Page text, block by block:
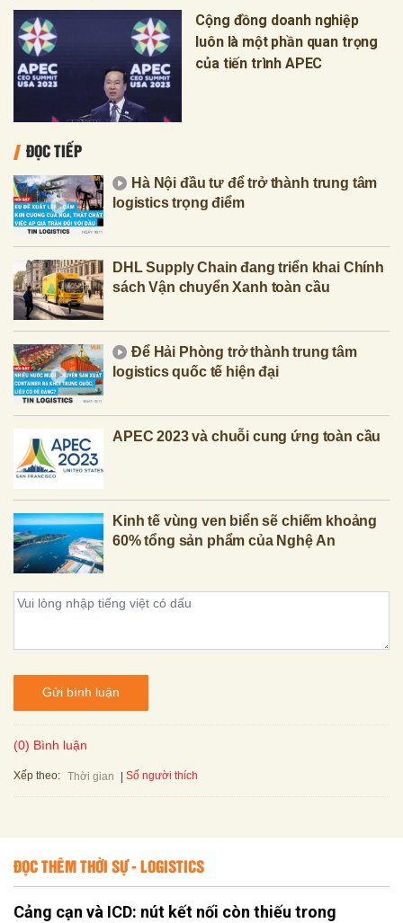
Cộng đồng doanh nghiệp
luôn là một phần quan trọng
của tiến trình APEC
ĐỌC TIẾP
Hà Nội đầu tư để trở thành trung tâm
logistics trọng điểm
DHL Supply Chain đang triển khai Chính
sách Vận chuyển Xanh toàn cầu
Để Hải Phòng trở thành trung tâm
logistics quốc tế hiện đại
APEC 2023 và chuỗi cung ứng toàn cầu
Kinh tế vùng ven biển sẽ chiếm khoảng
60% tổng sản phẩm của Nghệ An
Gửi bình luận
(0) Bình luận
Xếp theo: Thời gian Số người thích
ĐỌC THÊM THỜI SỰ - LOGISTICS
Cảng cạn và ICD: nút kết nối còn thiếu trong